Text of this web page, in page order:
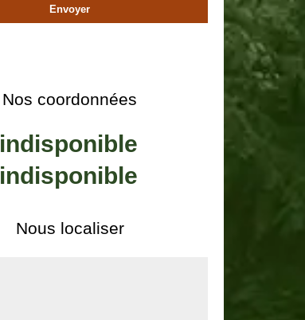
Nos coordonnées
indisponible
indisponible
Nous localiser